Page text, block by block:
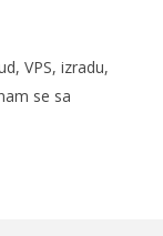
VPS, izradu,
se sa